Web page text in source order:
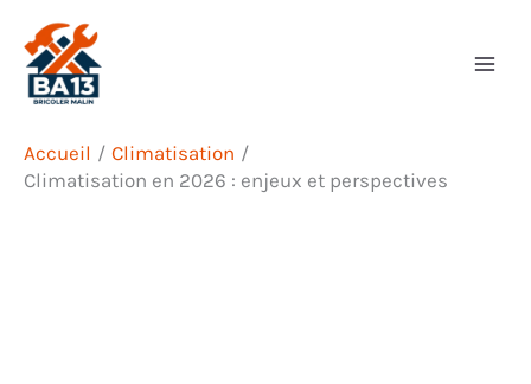
contenu
Accueil
Climatisation
Climatisation en 2026 : enjeux et perspectives
Rechercher